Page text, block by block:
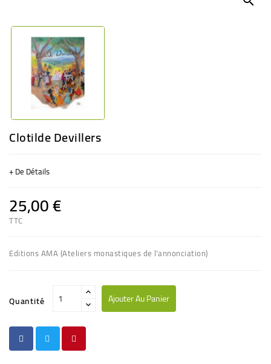
Clotilde Devillers
+ De Détails
25,00 €
TTC
Editions AMA (Ateliers monastiques de l'annonciation)
Quantité Ajouter Au Panier